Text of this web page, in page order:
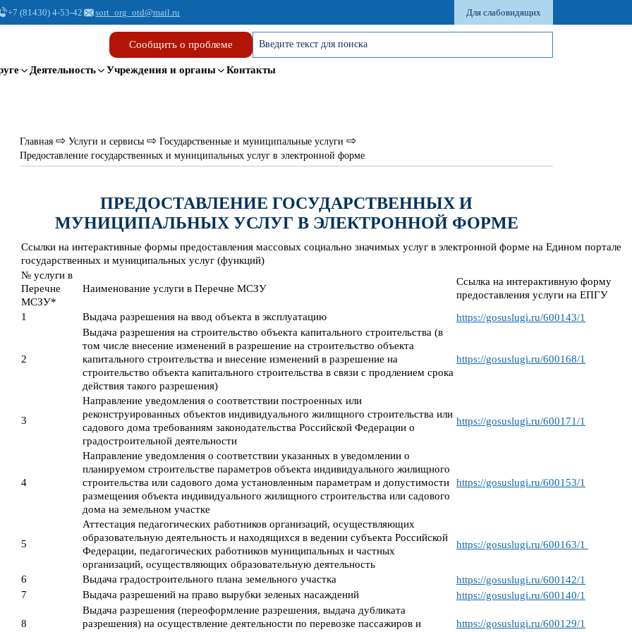
+7 (81430) 4-53-42 sort_org_otd@mail.ru Для слабовидящих
Сообщить о проблеме
Деятельность Учреждения и органы Контакты
Главная ⇨ Услуги и сервисы ⇨ Государственные и муниципальные услуги ⇨
Предоставление государственных и муниципальных услуг в электронной форме
ПРЕДОСТАВЛЕНИЕ ГОСУДАРСТВЕННЫХ И
МУНИЦИПАЛЬНЫХ УСЛУГ В ЭЛЕКТРОННОЙ ФОРМЕ
Cсылки на интерактивные формы предоставления массовых социально значимых услуг в электронной форме на Едином портале
государственных и муниципальных услуг (функций)
№ услуги в
Перечне
МСЗУ*
Наименование услуги в Перечне МСЗУ
Ссылка на интерактивную форму
предоставления услуги на ЕПГУ
1
Выдача разрешения на ввод объекта в эксплуатацию https://gosuslugi.ru/600143/1
2
Выдача разрешения на строительство объекта капитального строительства (в
том числе внесение изменений в разрешение на строительство объекта
капитального строительства и внесение изменений в разрешение на
строительство объекта капитального строительства в связи с продлением срока
действия такого разрешения)
https://gosuslugi.ru/600168/1
3
Направление уведомления о соответствии построенных или
реконструированных объектов индивидуального жилищного строительства или
садового дома требованиям законодательства Российской Федерации о
градостроительной деятельности
https://gosuslugi.ru/600171/1
4
Направление уведомления о соответствии указанных в уведомлении о
планируемом строительстве параметров объекта индивидуального жилищного
строительства или садового дома установленным параметрам и допустимости
размещения объекта индивидуального жилищного строительства или садового
дома на земельном участке
https://gosuslugi.ru/600153/1
5
Аттестация педагогических работников организаций, осуществляющих
образовательную деятельность и находящихся в ведении субъекта Российской
Федерации, педагогических работников муниципальных и частных
организаций, осуществляющих образовательную деятельность
https://gosuslugi.ru/600163/1
6 Выдача градостроительного плана земельного участка
https://gosuslugi.ru/600142/1
7
Выдача разрешений на право вырубки зеленых насаждений https://gosuslugi.ru/600140/1
8
Выдача разрешения (переоформление разрешения, выдача дубликата
разрешения) на осуществление деятельности по перевозке пассажиров и
https://gosuslugi.ru/600129/1